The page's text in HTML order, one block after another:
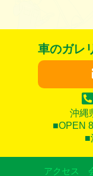
車のガレ
沖縄
■OPEN
■
アクセス